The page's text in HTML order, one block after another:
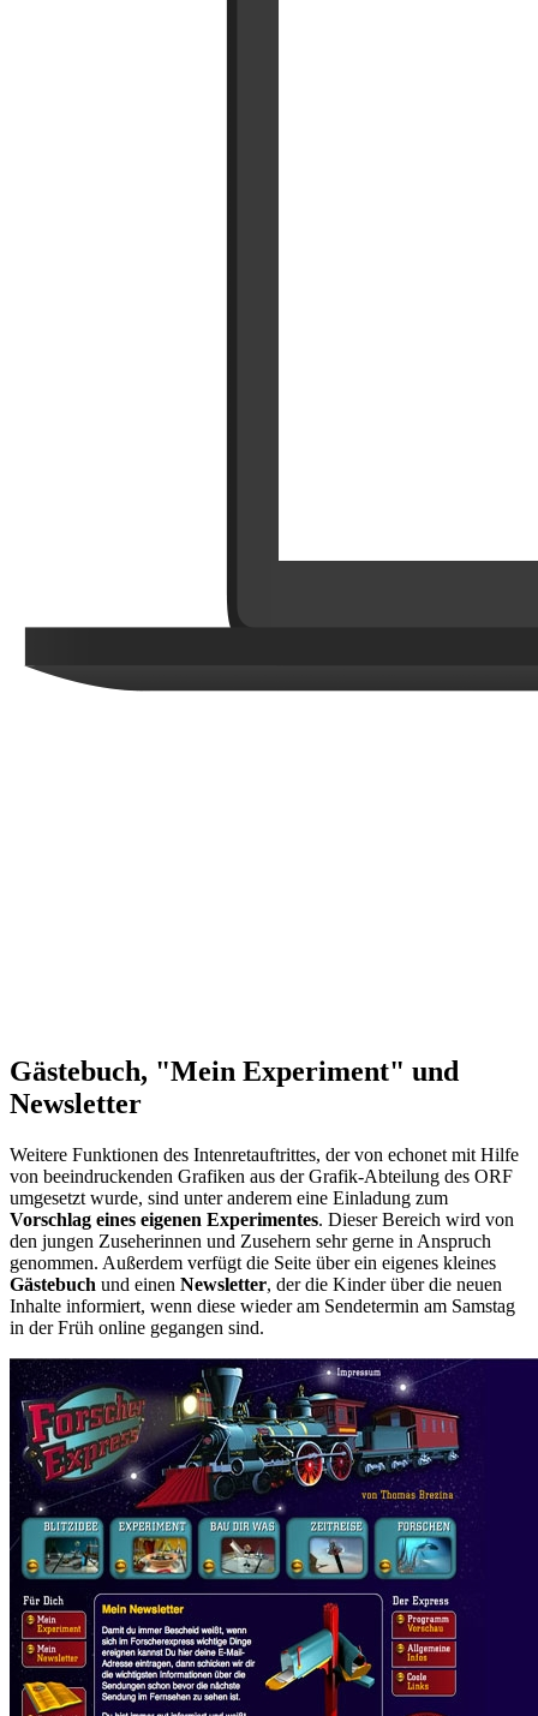
Gästebuch, "Mein Experiment" und
Newsletter
Weitere Funktionen des Intenretauftrittes, der von echonet mit Hilfe
von beeindruckenden Grafiken aus der Grafik-Abteilung des ORF
umgesetzt wurde, sind unter anderem eine Einladung zum
Vorschlag eines eigenen Experimentes. Dieser Bereich wird von
den jungen Zuseherinnen und Zusehern sehr gerne in Anspruch
genommen. Außerdem verfügt die Seite über ein eigenes kleines
Gästebuch und einen Newsletter, der die Kinder über die neuen
Inhalte informiert, wenn diese wieder am Sendetermin am Samstag
in der Früh online gegangen sind.